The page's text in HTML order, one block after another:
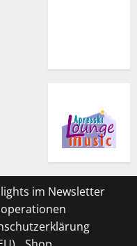
im Newsletter